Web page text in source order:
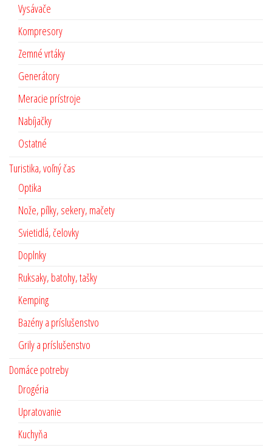
Vysávače
Kompresory
Zemné vrtáky
Generátory
Meracie prístroje
Nabíjačky
Ostatné
Turistika, voľný čas
Optika
Nože, pílky, sekery, mačety
Svietidlá, čelovky
Doplnky
Ruksaky, batohy, tašky
Kemping
Bazény a príslušenstvo
Grily a príslušenstvo
Domáce potreby
Drogéria
Upratovanie
Kuchyňa